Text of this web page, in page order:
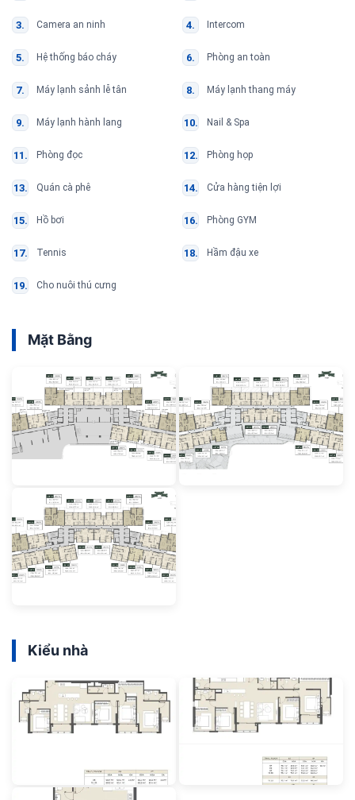
Camera an ninh Intercom
Hệ thống báo cháy Phòng an toàn
Máy lạnh sảnh lễ tân Máy lạnh thang máy
Máy lạnh hành lang Nail & Spa
Phòng đọc Phòng họp
Quán cà phê Cửa hàng tiện lợi
Hồ bơi Phòng GYM
Tennis Hầm đậu xe
Cho nuôi thú cưng
Mặt Bằng
Kiểu nhà